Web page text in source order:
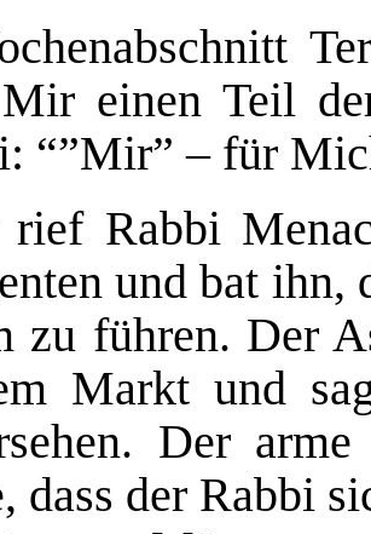
einen Teil
“”Mir” – für
rief Rabbi
und bat ihn,
zu führen. Der
Markt und
Der
dass der Rabbi